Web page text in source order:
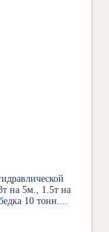
на 5м., 1.5т на
10 тонн....